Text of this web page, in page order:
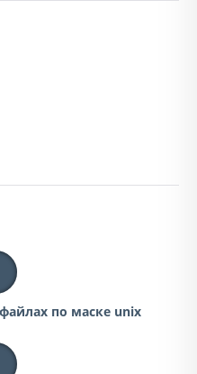
по маске unix